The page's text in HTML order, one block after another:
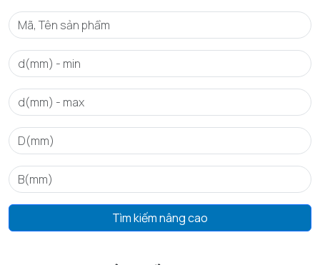
Tìm kiếm nâng cao
Cu - Giới hạn tải trọng mỏi 1,29 kN
N lim - Tốc độ giới hạn bôi trơn dầu 13000 tr/min
N lim - Tốc độ giới hạn bôi trơn mỡ
Tmin - Nhiệt độ hoạt động tối thiểu -20 °C
GIỚI HẠN
da min - Đường kính vai tối thiểu IR
Da max - Đường kính vai tối đa OR